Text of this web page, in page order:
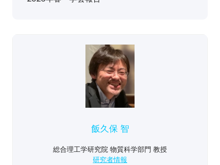
飯久保 智
総合理工学研究院 物質科学部門 教授
研究者情報